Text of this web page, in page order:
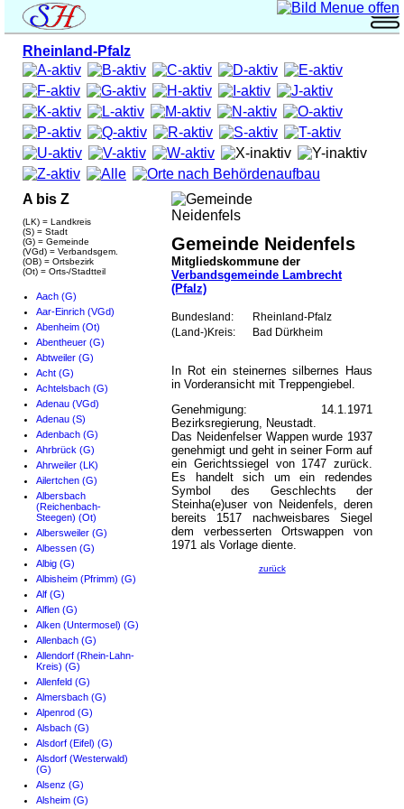
Rheinland-Pfalz
A bis Z
(LK) = Landkreis
(S) = Stadt
(G) = Gemeinde
(VGd) = Verbandsgem.
(OB) = Ortsbezirk
(Ot) = Orts-/Stadtteil
Aach (G)
Aar-Einrich (VGd)
Abenheim (Ot)
Abentheuer (G)
Abtweiler (G)
Acht (G)
Achtelsbach (G)
Adenau (VGd)
Adenau (S)
Adenbach (G)
Ahrbrück (G)
Ahrweiler (LK)
Ailertchen (G)
Albersbach
(Reichenbach-
Steegen) (Ot)
Albersweiler (G)
Albessen (G)
Albig (G)
Albisheim (Pfrimm) (G)
Alf (G)
Alflen (G)
Alken (Untermosel) (G)
Allenbach (G)
Allendorf (Rhein-Lahn-
Kreis) (G)
Allenfeld (G)
Almersbach (G)
Alpenrod (G)
Alsbach (G)
Alsdorf (Eifel) (G)
Alsdorf (Westerwald)
(G)
Alsenz (G)
Alsheim (G)
Gemeinde Neidenfels
Mitgliedskommune der
Verbandsgemeinde Lambrecht
(Pfalz)
Bundesland:
Rheinland-Pfalz
(Land-)Kreis:
Bad Dürkheim
In Rot ein steinernes silbernes Haus
in Vorderansicht mit Treppengiebel.
Genehmigung: 14.1.1971
Bezirksregierung, Neustadt.
Das Neidenfelser Wappen wurde 1937
genehmigt und geht in seiner Form auf
ein Gerichtssiegel von 1747 zurück.
Es handelt sich um ein redendes
Symbol des Geschlechts der
Steinha(e)user von Neidenfels, deren
bereits 1517 nachweisbares Siegel
dem verbesserten Ortswappen von
1971 als Vorlage diente.
zurück